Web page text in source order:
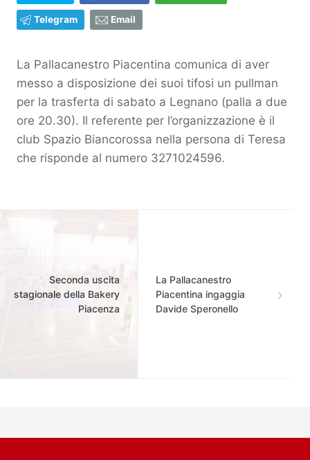
Telegram Email
La Pallacanestro Piacentina comunica di aver
messo a disposizione dei suoi tifosi un pullman
per la trasferta di sabato a Legnano (palla a due
ore 20.30). Il referente per l’organizzazione è il
club Spazio Biancorossa nella persona di Teresa
che risponde al numero 3271024596.
Seconda uscita
stagionale della Bakery
Piacenza
La Pallacanestro
Piacentina ingaggia
Davide Speronello